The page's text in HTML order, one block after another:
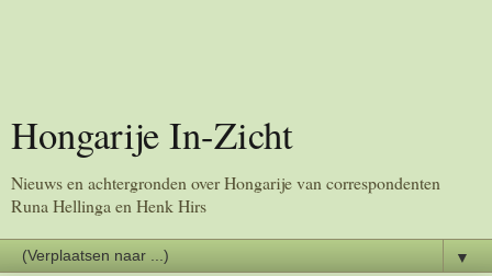
Hongarije In-Zicht
Nieuws en achtergronden over Hongarije van correspondenten
Runa Hellinga en Henk Hirs
▼